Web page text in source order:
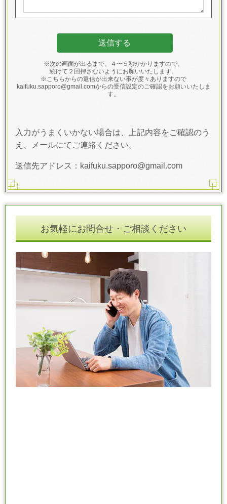
※次の画面が出るまで、４〜５秒かかりますので、
続けて２回押さないようにお願いいたします。
※こちらからの返信が出来ない事が度々ありますので
kaifuku.sapporo@gmail.comからの受信設定のご確認をお願いいたしま
す。
入力がうまくいかない場合は、上記内容をご確認のう
え、メールにてご連絡ください。
送信先アドレス：kaifuku.sapporo@gmail.com
お気軽にお問合せ・ご相談ください